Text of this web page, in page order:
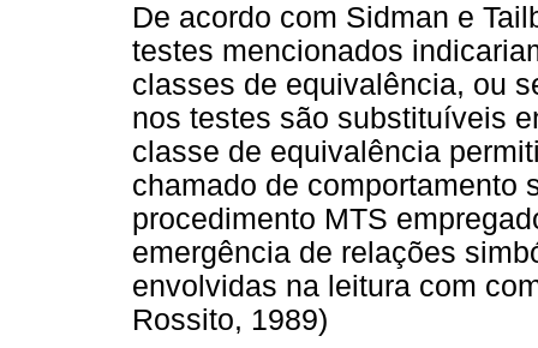
De acordo com Sidman e
testes mencionados
classes de equivalência, ou
nos testes são substituíveis
classe de equivalência
chamado de comportamento
procedimento MTS
emergência de relações
envolvidas na leitura com
Rossito, 1989)